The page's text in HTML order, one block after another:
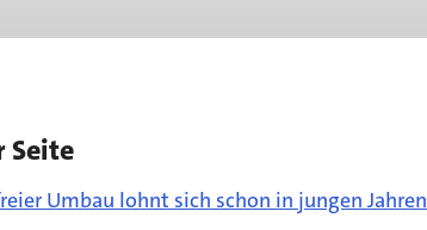
Seite
Umbau lohnt sich schon in jungen Jahren